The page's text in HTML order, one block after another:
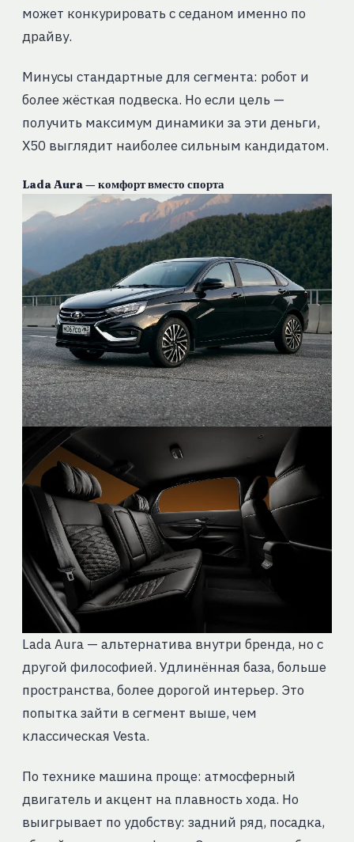
может конкурировать с седаном именно по
драйву.
Минусы стандартные для сегмента: робот и
более жёсткая подвеска. Но если цель —
получить максимум динамики за эти деньги,
X50 выглядит наиболее сильным кандидатом.
Lada Aura — комфорт вместо спорта
Lada Aura — альтернатива внутри бренда, но с
другой философией. Удлинённая база, больше
пространства, более дорогой интерьер. Это
попытка зайти в сегмент выше, чем
классическая Vesta.
По технике машина проще: атмосферный
двигатель и акцент на плавность хода. Но
выигрывает по удобству: задний ряд, посадка,